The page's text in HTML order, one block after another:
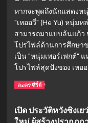
หากจะพูดถึงนักแสดง
"เหออวี่" (He Yu) หนุ่ม
สามารถมาแบบล้นแก้ว
โปรไฟล์ด้านการศึกษา
เป็น "หนุ่มเพอร์เฟกต์"
โปรไฟล์สุดปังของ เหออ
Read MoreRead
เปิด
วาร์
ละคร ซีรี่ย์
เปิด ประวัติหวังซิงเย